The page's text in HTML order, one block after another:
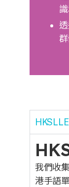
我們收
港手語